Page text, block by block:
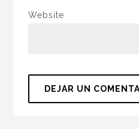
Website